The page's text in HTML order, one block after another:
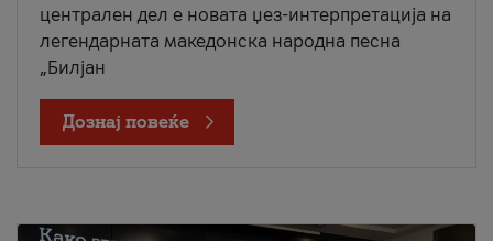
централен дел е новата џез-интерпретација на
легендарната македонска народна песна
„Билјан
Дознај повеќе